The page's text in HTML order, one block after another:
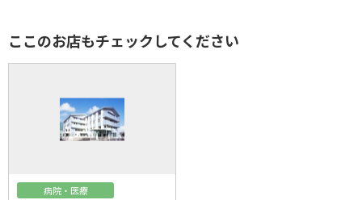
ここのお店もチェックしてください
病院・医療